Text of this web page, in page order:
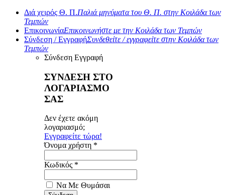
Διά χειρός Θ. Π.Παλιά μηνύματα του Θ. Π. στην Κοιλάδα των
Τεμπών
ΕπικοινωνίαΕπικοινωνήστε με την Κοιλάδα των Τεμπών
Σύνδεση / ΕγγραφήΣυνδεθείτε / εγγραφείτε στην Κοιλάδα των
Τεμπών
Σύνδεση Εγγραφή
ΣΥΝΔΕΣΗ ΣΤΟ
ΛΟΓΑΡΙΑΣΜΟ
ΣΑΣ
Δεν έχετε ακόμη
λογαριασμό;
Εγγραφείτε τώρα!
Όνομα χρήστη *
Κωδικός *
Να Με Θυμάσαι